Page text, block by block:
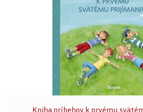
Kniha príbehov k prvému